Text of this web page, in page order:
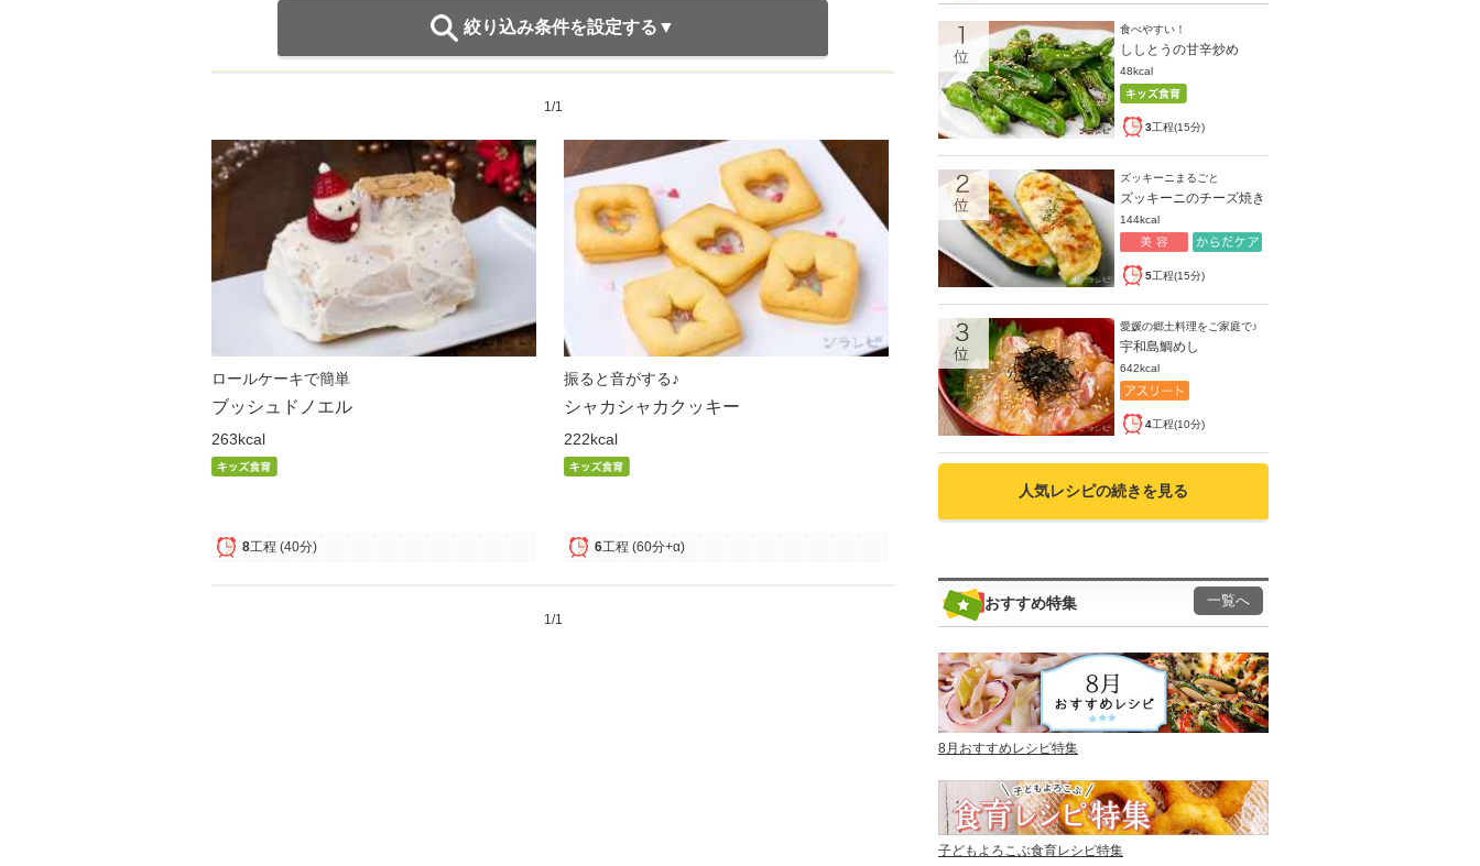
絞り込み条件を設定する
1/1
ロールケーキで簡単
ブッシュドノエル
263kcal
8工程 (40分)
振ると音がする♪
シャカシャカクッキー
222kcal
6工程 (60分+α)
1/1
食べやすい！
ししとうの甘辛炒め
48kcal
3工程(15分)
ズッキーニまるごと
ズッキーニのチーズ焼き
144kcal
5工程(15分)
愛媛の郷土料理をご家庭で♪
宇和島鯛めし
642kcal
4工程(10分)
人気レシピの続きを見る
おすすめ特集 一覧へ
8月おすすめレシピ特集
子どもよろこぶ食育レシピ特集